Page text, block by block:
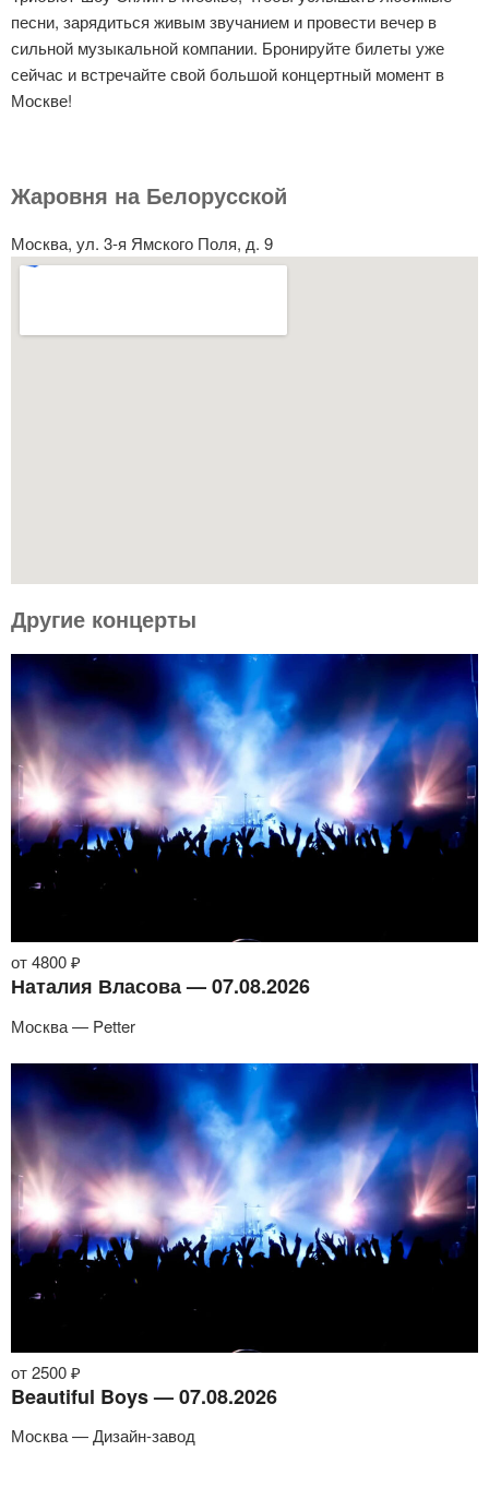
песни, зарядиться живым звучанием и провести вечер в
сильной музыкальной компании. Бронируйте билеты уже
сейчас и встречайте свой большой концертный момент в
Москве!
Жаровня на Белорусской
Москва, ул. 3-я Ямского Поля, д. 9
Другие концерты
от 4800 ₽
Наталия Власова — 07.08.2026
Москва — Petter
от 2500 ₽
Beautiful Boys — 07.08.2026
Москва — Дизайн-завод